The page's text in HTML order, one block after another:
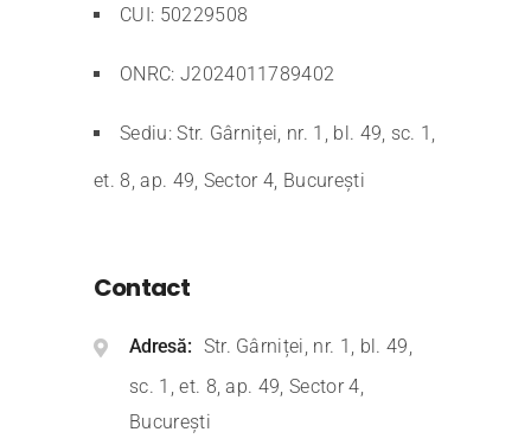
CUI: 50229508
ONRC: J2024011789402
Sediu: Str. Gârniței, nr. 1, bl. 49, sc. 1,
et. 8, ap. 49, Sector 4, București
Contact
Adresă
Str. Gârniței, nr. 1, bl. 49,
sc. 1, et. 8, ap. 49, Sector 4,
București